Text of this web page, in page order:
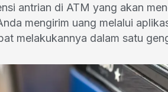
antrian di ATM yang akan
mengirim uang melalui
melakukannya dalam satu